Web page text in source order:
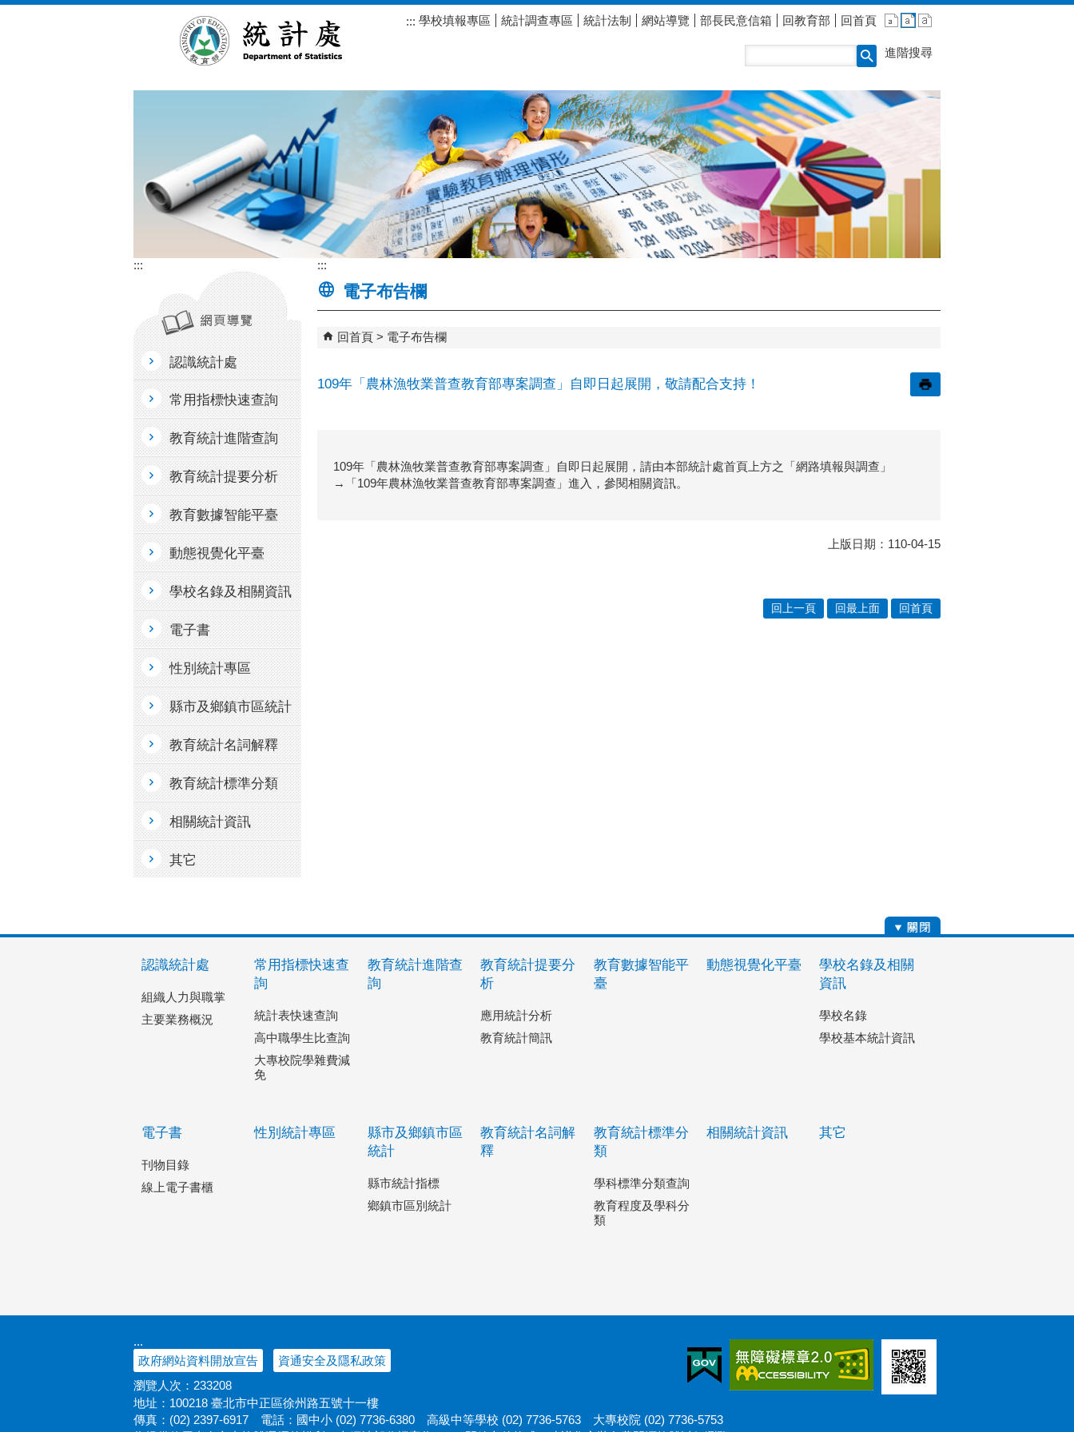
::: 學校填報專區 統計調查專區 統計法制 網站導覽 部長民意信箱 回教育部 回首頁
進階搜尋
:::
認識統計處
常用指標快速查詢
教育統計進階查詢
教育統計提要分析
教育數據智能平臺
動態視覺化平臺
學校名錄及相關資訊
電子書
性別統計專區
縣市及鄉鎮市區統計
教育統計名詞解釋
教育統計標準分類
相關統計資訊
其它
:::
電子布告欄
回首頁 電子布告欄
109年「農林漁牧業普查教育部專案調查」自即日起展開，敬請配合支持！
109年「農林漁牧業普查教育部專案調查」自即日起展開，請由本部統計處首頁上方之「網路填報與調查」
→「109年農林漁牧業普查教育部專案調查」進入，參閱相關資訊。
上版日期：110-04-15
回上一頁 回最上面 回首頁
認識統計處
組織人力與職掌
主要業務概況
常用指標快速查
詢
統計表快速查詢
高中職學生比查詢
大專校院學雜費減
免
教育統計進階查
詢
教育統計提要分
析
應用統計分析
教育統計簡訊
教育數據智能平
臺
動態視覺化平臺
學校名錄及相關
資訊
學校名錄
學校基本統計資訊
電子書
刊物目錄
線上電子書櫃
性別統計專區
縣市及鄉鎮市區
統計
縣市統計指標
鄉鎮市區別統計
教育統計名詞解
釋
教育統計標準分
類
學科標準分類查詢
教育程度及學科分
類
相關統計資訊 其它
:::
政府網站資料開放宣告
資通安全及隱私政策
瀏覽人次： 233208
地址：100218 臺北市中正區徐州路五號十一樓
傳真：(02) 2397-6917 電話：國中小 (02) 7736-6380 高級中等學校 (02) 7736-5763 大專校院 (02) 7736-5753